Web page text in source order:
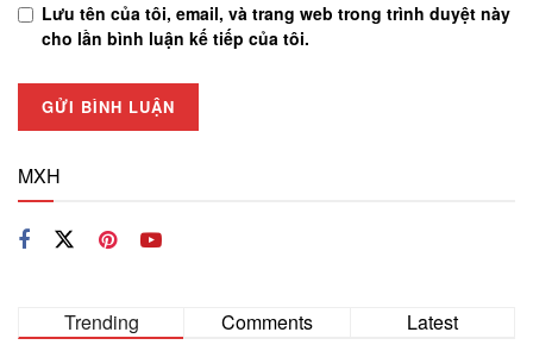
Lưu tên của tôi, email, và trang web trong trình duyệt này
cho lần bình luận kế tiếp của tôi.
MXH
Trending Comments Latest